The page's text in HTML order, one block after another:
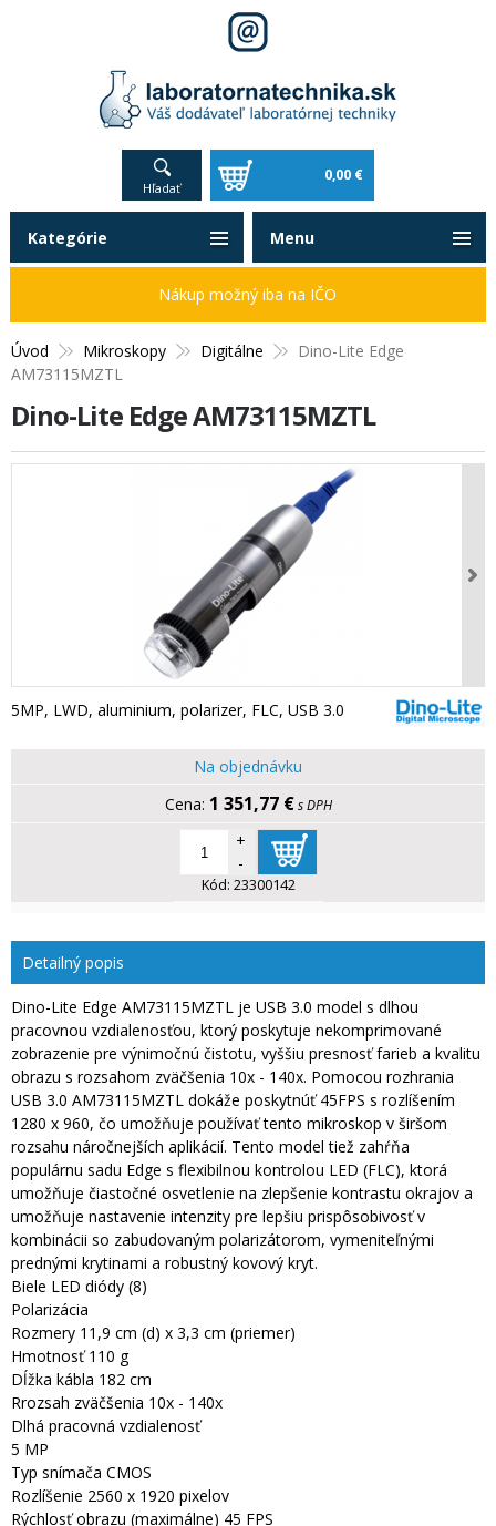
Hľadať
0,00 €
Úvod Mikroskopy Digitálne
Dino-Lite Edge
AM73115MZTL
Dino-Lite Edge AM73115MZTL
5MP, LWD, aluminium, polarizer, FLC, USB 3.0
Na objednávku
1 351,77 € s DPH
+
-
Kód: 23300142
Detailný popis
Dino-Lite Edge AM73115MZTL je USB 3.0 model s dlhou
pracovnou vzdialenosťou, ktorý poskytuje nekomprimované
zobrazenie pre výnimočnú čistotu, vyššiu presnosť farieb a kvalitu
obrazu s rozsahom zväčšenia 10x - 140x. Pomocou rozhrania
USB 3.0 AM73115MZTL dokáže poskytnúť 45FPS s rozlíšením
1280 x 960, čo umožňuje používať tento mikroskop v širšom
rozsahu náročnejších aplikácií. Tento model tiež zahŕňa
populárnu sadu Edge s flexibilnou kontrolou LED (FLC), ktorá
umožňuje čiastočné osvetlenie na zlepšenie kontrastu okrajov a
umožňuje nastavenie intenzity pre lepšiu prispôsobivosť v
kombinácii so zabudovaným polarizátorom, vymeniteľnými
prednými krytinami a robustný kovový kryt.
Biele LED diódy (8)
Polarizácia
Rozmery 11,9 cm (d) x 3,3 cm (priemer)
Hmotnosť 110 g
Dĺžka kábla 182 cm
Rrozsah zväčšenia 10x - 140x
Dlhá pracovná vzdialenosť
5 MP
Typ snímača CMOS
Rozlíšenie 2560 x 1920 pixelov
Rýchlosť obrazu (maximálne) 45 FPS
Kategórie
Nákup možný iba na IČO
Menu